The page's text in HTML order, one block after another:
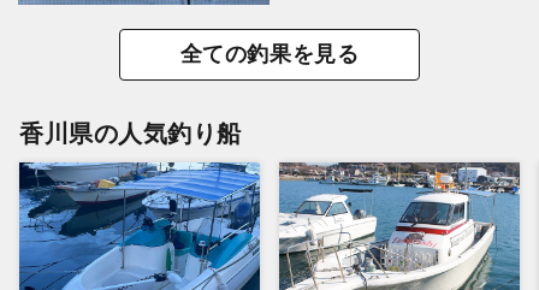
全ての釣果を見る
香川県の人気釣り船